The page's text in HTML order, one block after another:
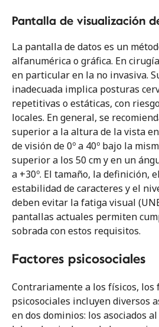
Pantalla de visualización
La pantalla de datos es un
alfanumérica o gráfica. En
en particular en la no invasiva.
inadecuada implica posturas
repetitivas o estáticas, con
locales. En general, se
superior a la altura de la vista
de visión de 0º a 40º bajo la
superior a los 50 cm y en un
a +30º. El tamaño, la definición,
estabilidad de caracteres y el
deben evitar la fatiga visual
pantallas actuales permiten
sobrada con estos requisitos.
Factores psicosociales
Contrariamente a los físicos, los
psicosociales incluyen diversos
en dos dominios: los asociados